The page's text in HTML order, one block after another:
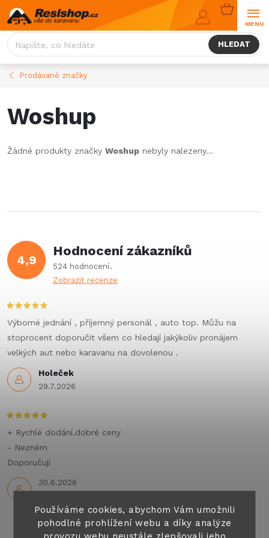
Používáme cookies, abychom Vám umožnili
pohodlné prohlížení webu a díky analýze
provozu webu neustále zlepšovali jeho
Přejít
na
obsah
HLEDAT
NÁKUPNÍ
KOŠÍK
Prodávané značky
Woshup
Žádné produkty značky Woshup nebyly nalezeny...
4,9
Hodnocení zákazníků
524 hodnocení
Zobrazit recenze
Holeček
29.7.2026
Výborné jednání , příjemný personál , auto top. Můžu na
stoprocent doporučit všem co hledají jakýkoliv pronájem
velkých aut nebo karavanu na dovolenou .
30.6.2026
+ Rychlé dodání,dobré ceny
- Nezném
Doporučuji